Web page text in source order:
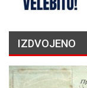
IZDVOJENO